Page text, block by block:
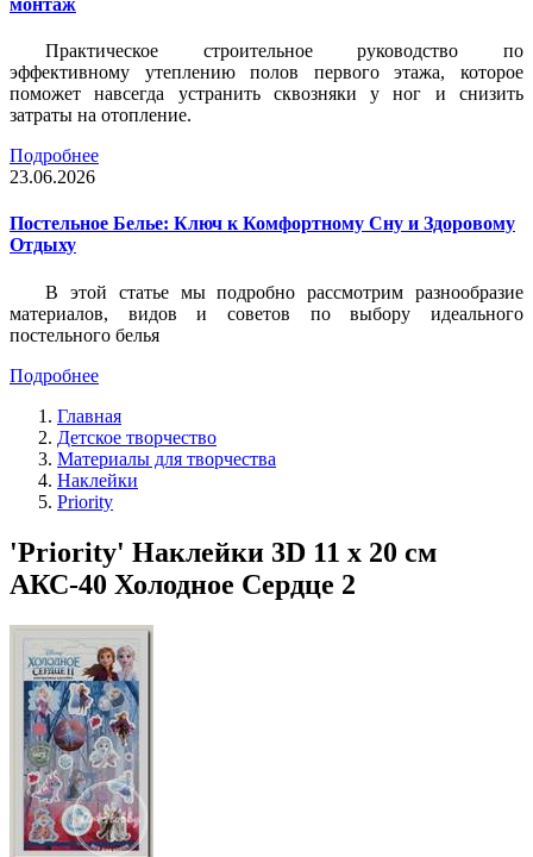
монтаж
Практическое строительное руководство по
эффективному утеплению полов первого этажа, которое
поможет навсегда устранить сквозняки у ног и снизить
затраты на отопление.
Подробнее
23.06.2026
Постельное Белье: Ключ к Комфортному Сну и Здоровому
Отдыху
В этой статье мы подробно рассмотрим разнообразие
материалов, видов и советов по выбору идеального
постельного белья
Подробнее
Главная
Детское творчество
Материалы для творчества
Наклейки
Priority
'Priority' Наклейки 3D 11 х 20 см
АКС-40 Холодное Сердце 2